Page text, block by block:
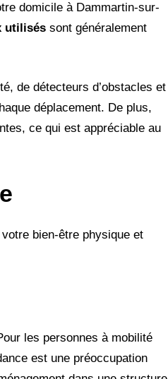
domicile à Dammartin-sur-
utilisés sont généralement
de détecteurs d’obstacles et
déplacement. De plus,
ce qui est appréciable au
bien-être physique et
les personnes à mobilité
est une préoccupation